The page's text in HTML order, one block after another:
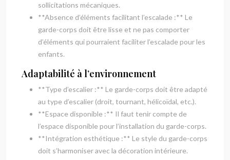
sollicitations mécaniques.
**Absence d’éléments facilitant l’escalade :** Le
garde-corps doit être lisse et ne pas comporter
d’éléments qui pourraient faciliter l’escalade pour les
enfants.
Adaptabilité à l’environnement
**Type d’escalier :** Le garde-corps doit être adapté
au type d’escalier (droit, tournant, hélicoïdal, etc.).
**Espace disponible :** Il faut tenir compte de
l’espace disponible pour l’installation du garde-corps.
**Intégration esthétique :** Le style du garde-corps
doit s’harmoniser avec la décoration intérieure.